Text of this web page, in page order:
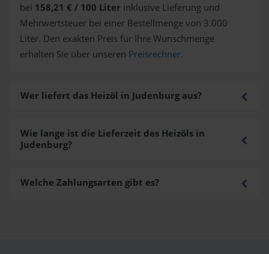
bei 158,21 € / 100 Liter inklusive Lieferung und
Mehrwertsteuer bei einer Bestellmenge von 3.000
Liter. Den exakten Preis für Ihre Wunschmenge
erhalten Sie über unseren Preisrechner.
Wer liefert das Heizöl in Judenburg aus?
Wie lange ist die Lieferzeit des Heizöls in
Judenburg?
Welche Zahlungsarten gibt es?